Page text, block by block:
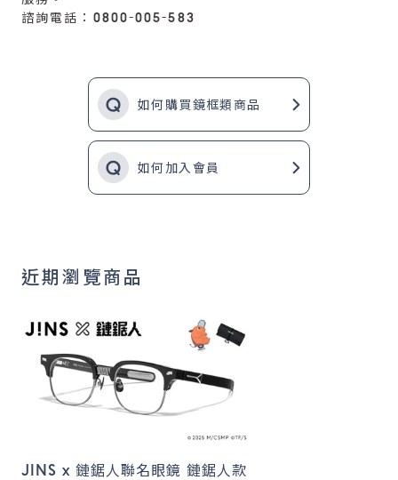
諮詢電話：0800-005-583
如何購買鏡框類商品
如何加入會員
近期瀏覽商品
JINS x 鏈鋸人聯名眼鏡 鏈鋸人款